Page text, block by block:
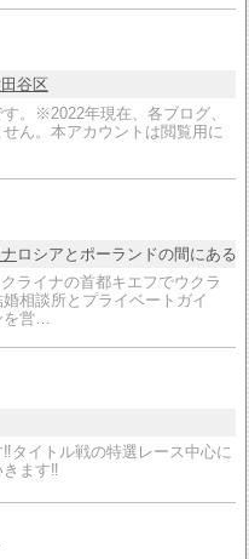
谷区
。※2022年現在、各ブログ、
ん。本アカウントは閲覧用に
ロシアとポーランドの間にある
ライナの首都キエフでウクラ
相談所とプライベートガイ
を営…
タイトル戦の特選レース中心に
ます‼